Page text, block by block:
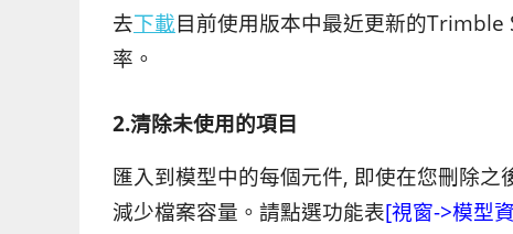
去下載目前使用版本中最近更新的
率。
2.清除未使用的項目
匯入到模型中的每個元件, 即使在您刪除
減少檔案容量。請點選功能表[視窗->模型